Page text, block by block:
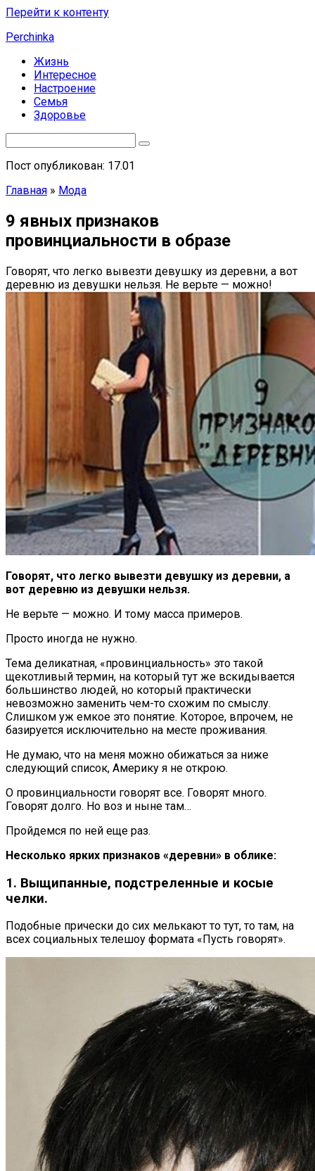
Перейти к контенту
Perchinka
Жизнь
Интересное
Настроение
Семья
Здоровье
Пост опубликован: 17.01
Главная » Мода
9 явных признаков
провинциальности в образе
Говорят, что легко вывезти девушку из деревни, а вот
деревню из девушки нельзя. Не верьте — можно!
Говорят, что легко вывезти девушку из деревни, а
вот деревню из девушки нельзя.
Не верьте — можно. И тому масса примеров.
Просто иногда не нужно.
Тема деликатная, «провинциальность» это такой
щекотливый термин, на который тут же вскидывается
большинство людей, но который практически
невозможно заменить чем-то схожим по смыслу.
Слишком уж емкое это понятие. Которое, впрочем, не
базируется исключительно на месте проживания.
Не думаю, что на меня можно обижаться за ниже
следующий список, Америку я не открою.
О провинциальности говорят все. Говорят много.
Говорят долго. Но воз и ныне там…
Пройдемся по ней еще раз.
Несколько ярких признаков «деревни» в облике:
1. Выщипанные, подстреленные и косые
челки.
Подобные прически до сих мелькают то тут, то там, на
всех социальных телешоу формата «Пусть говорят».